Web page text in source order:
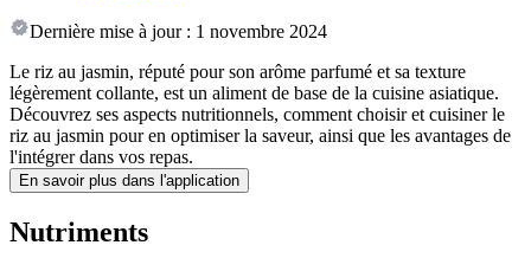
Dernière mise à jour : 1 novembre 2024
Le riz au jasmin, réputé pour son arôme parfumé et sa texture
légèrement collante, est un aliment de base de la cuisine asiatique.
Découvrez ses aspects nutritionnels, comment choisir et cuisiner le
riz au jasmin pour en optimiser la saveur, ainsi que les avantages de
l'intégrer dans vos repas.
En savoir plus dans l'application
Nutriments